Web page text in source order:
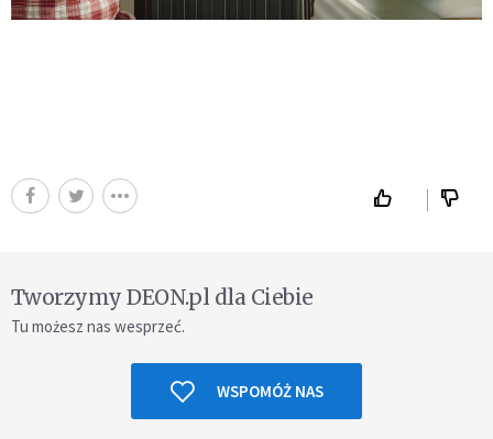
Tworzymy DEON.pl dla Ciebie
Tu możesz nas wesprzeć.
WSPOMÓŻ NAS